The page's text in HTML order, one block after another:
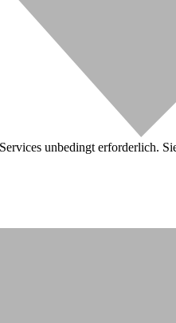
unbedingt erforderlich.